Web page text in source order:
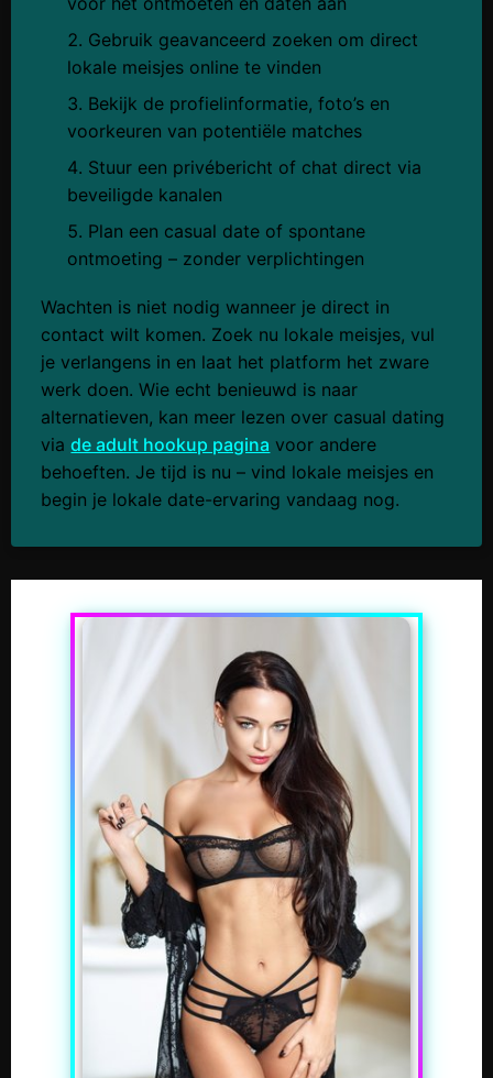
Gebruik geavanceerd zoeken om direct
lokale meisjes online te vinden
Bekijk de profielinformatie, foto’s en
voorkeuren van potentiële matches
Stuur een privébericht of chat direct via
beveiligde kanalen
Plan een casual date of spontane
ontmoeting – zonder verplichtingen
Wachten is niet nodig wanneer je direct in
contact wilt komen. Zoek nu lokale meisjes, vul
je verlangens in en laat het platform het zware
werk doen. Wie echt benieuwd is naar
alternatieven, kan meer lezen over casual dating
viade adult hookup pagina voor andere
behoeften. Je tijd is nu – vind lokale meisjes en
begin je lokale date-ervaring vandaag nog.